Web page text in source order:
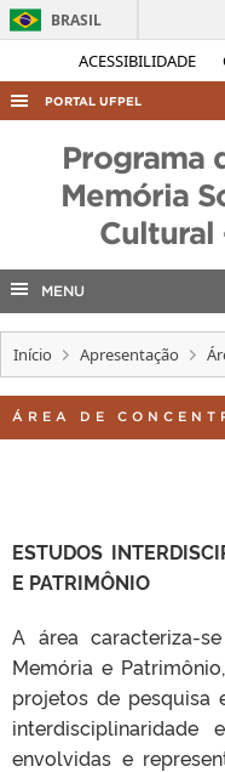
ACESSIBILIDADE
BRASIL
PORTAL UFPEL
AUDITORIA
COBALTO
INTERNACIONAL
Programa
Memória
Cultural
MENU
Início Apresentação
ÁREA DE
ESTUDOS
E PATRIMÔNIO
A área caracteriza-
Memória e
projetos de pesquisa
interdisciplinaridade
envolvidas e